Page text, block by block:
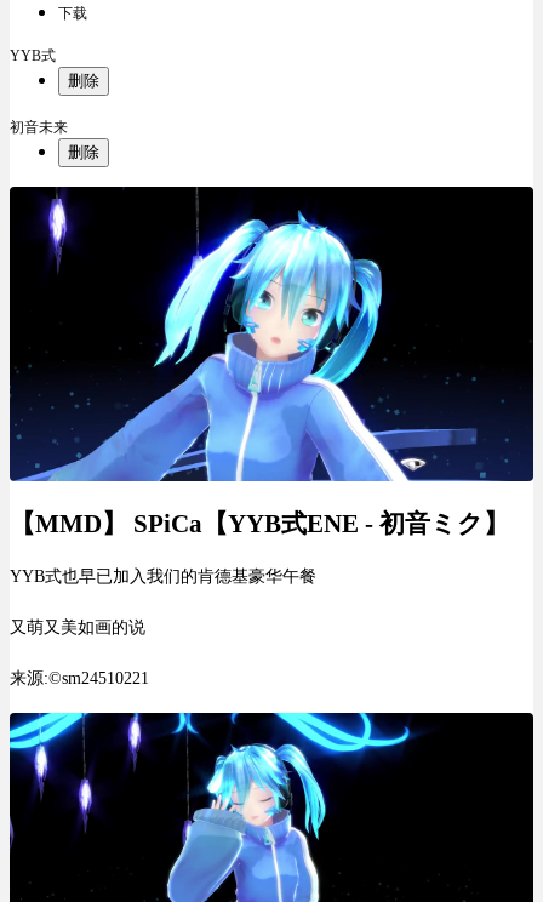
下载
YYB式
删除
初音未来
删除
【MMD】 SPiCa【YYB式ENE - 初音ミク】
YYB式也早已加入我们的肯德基豪华午餐
又萌又美如画的说
来源:©sm24510221